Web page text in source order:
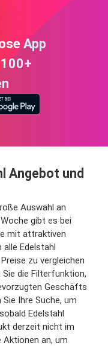
App
Angebot und
Auswahl an
gibt es bei
mit attraktiven
alle Edelstahl
zu vergleichen
die Filterfunktion,
Geschäfts
Ihre Suche, um
Edelstahl
derzeit nicht im
Aktionen an, um